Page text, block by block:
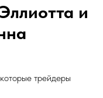
и
трейдеры